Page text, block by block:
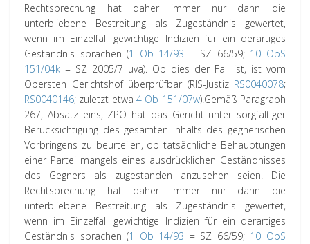
Rechtsprechung hat daher immer nur dann die
unterbliebene Bestreitung als Zugeständnis gewertet,
wenn im Einzelfall gewichtige Indizien für ein derartiges
Geständnis sprachen (1 Ob 14/93 = SZ 66/59; 10 ObS
151/04k = SZ 2005/7 uva). Ob dies der Fall ist, ist vom
Obersten Gerichtshof überprüfbar (RIS-Justiz RS0040078;
RS0040146; zuletzt etwa 4 Ob 151/07w).Gemäß Paragraph
267, Absatz eins, ZPO hat das Gericht unter sorgfältiger
Berücksichtigung des gesamten Inhalts des gegnerischen
Vorbringens zu beurteilen, ob tatsächliche Behauptungen
einer Partei mangels eines ausdrücklichen Geständnisses
des Gegners als zugestanden anzusehen seien. Die
Rechtsprechung hat daher immer nur dann die
unterbliebene Bestreitung als Zugeständnis gewertet,
wenn im Einzelfall gewichtige Indizien für ein derartiges
Geständnis sprachen (1 Ob 14/93 = SZ 66/59; 10 ObS